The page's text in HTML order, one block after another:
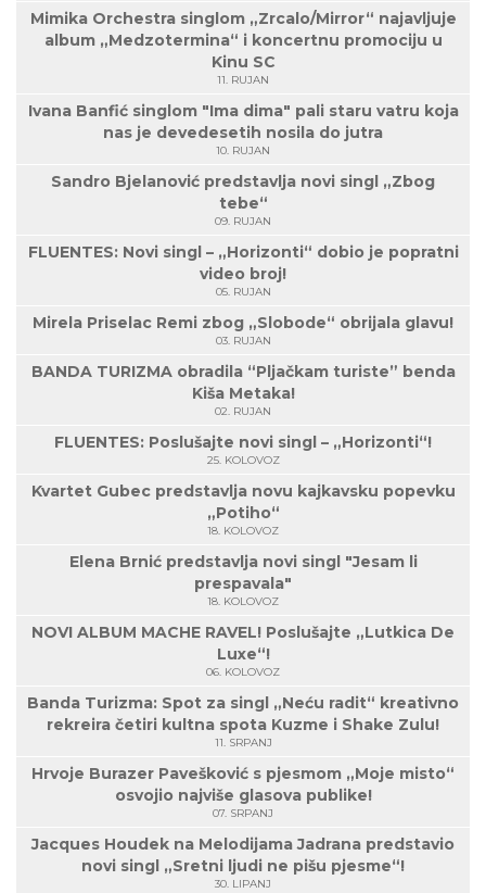
Mimika Orchestra singlom „Zrcalo/Mirror“ najavljuje
album „Medzotermina“ i koncertnu promociju u
Kinu SC
11. RUJAN
Ivana Banfić singlom "Ima dima" pali staru vatru koja
nas je devedesetih nosila do jutra
10. RUJAN
Sandro Bjelanović predstavlja novi singl „Zbog
tebe“
09. RUJAN
FLUENTES: Novi singl – „Horizonti“ dobio je popratni
video broj!
05. RUJAN
Mirela Priselac Remi zbog „Slobode“ obrijala glavu!
03. RUJAN
BANDA TURIZMA obradila “Pljačkam turiste” benda
Kiša Metaka!
02. RUJAN
FLUENTES: Poslušajte novi singl – „Horizonti“!
25. KOLOVOZ
Kvartet Gubec predstavlja novu kajkavsku popevku
„Potiho“
18. KOLOVOZ
Elena Brnić predstavlja novi singl "Jesam li
prespavala"
18. KOLOVOZ
NOVI ALBUM MACHE RAVEL! Poslušajte „Lutkica De
Luxe“!
06. KOLOVOZ
Banda Turizma: Spot za singl „Neću radit“ kreativno
rekreira četiri kultna spota Kuzme i Shake Zulu!
11. SRPANJ
Hrvoje Burazer Pavešković s pjesmom „Moje misto“
osvojio najviše glasova publike!
07. SRPANJ
Jacques Houdek na Melodijama Jadrana predstavio
novi singl „Sretni ljudi ne pišu pjesme“!
30. LIPANJ